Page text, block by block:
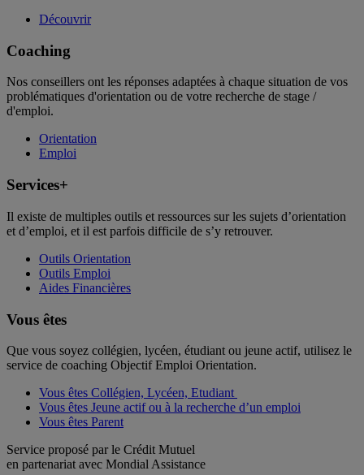
Découvrir
Coaching
Nos conseillers ont les réponses adaptées à chaque situation de vos
problématiques d'orientation ou de votre recherche de stage /
d'emploi.
Orientation
Emploi
Services+
Il existe de multiples outils et ressources sur les sujets d’orientation
et d’emploi, et il est parfois difficile de s’y retrouver.
Outils Orientation
Outils Emploi
Aides Financières
Vous êtes
Que vous soyez collégien, lycéen, étudiant ou jeune actif, utilisez le
service de coaching Objectif Emploi Orientation.
Vous êtes Collégien, Lycéen, Etudiant
Vous êtes Jeune actif ou à la recherche d’un emploi
Vous êtes Parent
Service proposé par le Crédit Mutuel
en partenariat avec Mondial Assistance